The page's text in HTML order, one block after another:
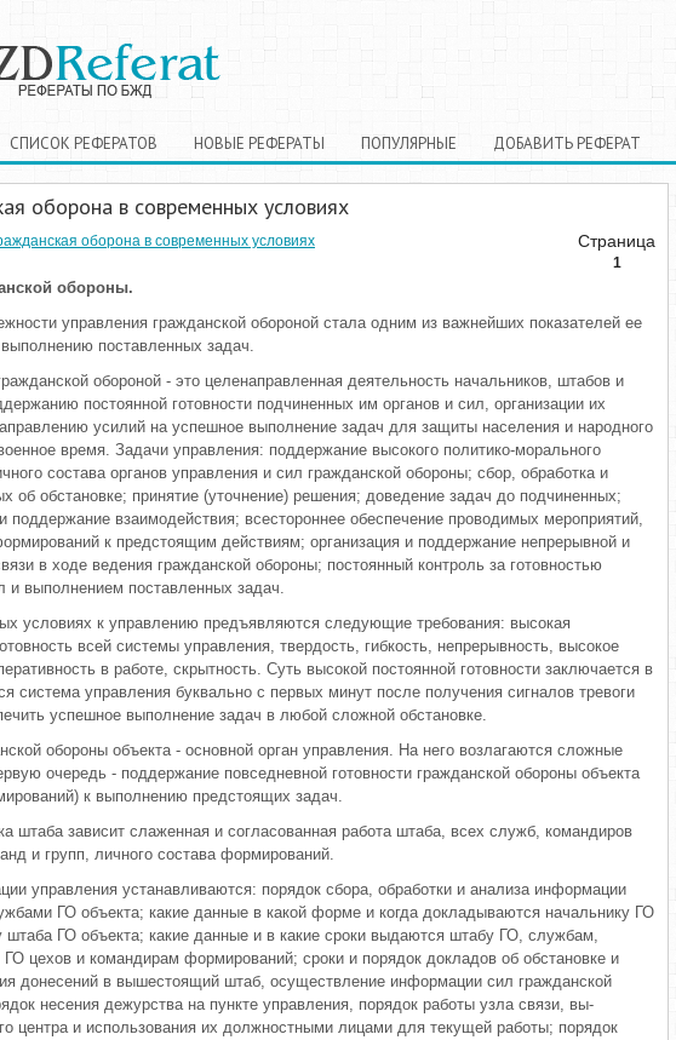
СПИСОК РЕФЕРАТОВ НОВЫЕ РЕФЕРАТЫ ПОПУЛЯРНЫЕ ДОБАВИТЬ РЕФЕРАТ
оборона в современных условиях
Страница
1
оборона в современных условиях
обороны.
управления гражданской обороной стала одним из важнейших показателей ее
выполне­нию поставленных задач.
оборо­ной - это целенаправленная деятель­ность начальников, штабов и
постоянной готовности подчиненных им органов и сил, органи­зации их
уси­лий на успешное выполнение задач для защиты населения и народного
время. Задачи уп­равления: поддержание высокого по­литико-морального
состава органов управления и сил гражданской обороны; сбор, обработка и
об обстановке; при­нятие (уточнение) решения; доведение задач до подчиненных;
поддержание взаимодействия; всесто­роннее обеспечение проводимых меро­приятий,
к предстоящим действиям; организация и поддержание непрерывной и
в ходе ведения граждан­ской обороны; постоянный контроль за готовностью
и вы­полнением поставленных задач.
условиях к управ­лению предъявляются следующие тре­бования: высокая
всей системы управления, твер­дость, гибкость, непрерывность, высо­кое
в работе, скрытность. Суть высокой постоянной готовности заключается в
сис­тема управления буквально с первых минут после получения сигналов тре­воги
успешное вы­полнение задач в любой сложной об­становке.
обороны объек­та - основной орган управления. На него возлагаются сложные
очередь - поддержание повсе­дневной готовности гражданской обо­роны объекта
к выполнению предстоящих задач.
штаба зависит сла­женная и согласованная работа шта­ба, всех служб, командиров
и групп, личного состава фор­мирований.
управления уста­навливаются: порядок сбора, обработ­ки и анализа информации
ГО объекта; какие данные в какой форме и когда докладывают­ся начальнику ГО
шта­ба ГО объекта; какие данные и в ка­кие сроки выдаются штабу ГО, служ­бам,
ГО цехов и коман­дирам формирований; сроки и порядок докладов об обстановке и
донесений в вышестоящий штаб, осуществление информации сил гражданской
не­сения дежурства на пункте управ­ления, порядок работы узла связи, вы­
центра и использования их должностными лицами для теку­щей работы; порядок